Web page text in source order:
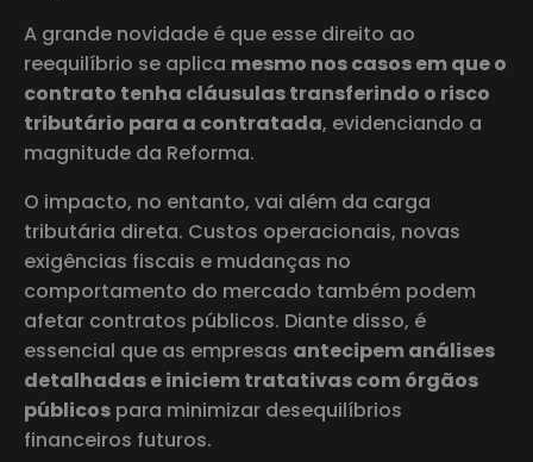
A grande novidade é que esse direito ao
reequilíbrio se aplica mesmo nos casos em que o
contrato tenha cláusulas transferindo o risco
tributário para a contratada, evidenciando a
magnitude da Reforma.
O impacto, no entanto, vai além da carga
tributária direta. Custos operacionais, novas
exigências fiscais e mudanças no
comportamento do mercado também podem
afetar contratos públicos. Diante disso, é
essencial que as empresas antecipem análises
detalhadas e iniciem tratativas com órgãos
públicos para minimizar desequilíbrios
financeiros futuros.